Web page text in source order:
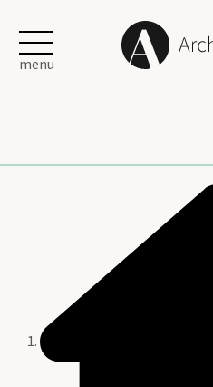
menu